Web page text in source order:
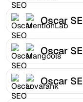
Oscar
Oscar
Oscar